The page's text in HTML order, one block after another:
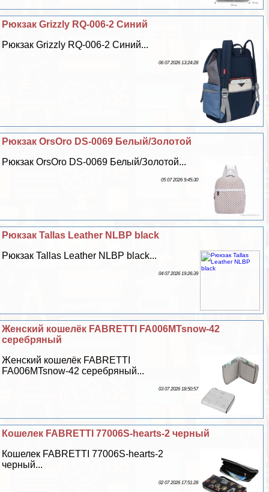
Рюкзак Grizzly RQ-006-2 Синий
Рюкзак Grizzly RQ-006-2 Синий...
06 07 2026 13:24:28
Рюкзак OrsOro DS-0069 Белый/Золотой
Рюкзак OrsOro DS-0069 Белый/Золотой...
05 07 2026 9:45:30
Рюкзак Tallas Leather NLBP black
Рюкзак Tallas Leather NLBP black...
04 07 2026 19:26:39
Женский кошелёк FABRETTI FA006MTsnow-42
серебряный
Женский кошелёк FABRETTI
FA006MTsnow-42 серебряный...
03 07 2026 18:50:57
Кошелек FABRETTI 77006S-hearts-2 черный
Кошелек FABRETTI 77006S-hearts-2
черный...
02 07 2026 17:51:28